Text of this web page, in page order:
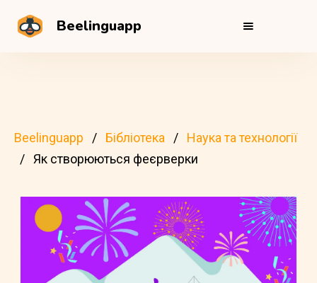
Beelinguapp
Beelinguapp Бібліотека
Наука та технології
Як створюються феєрверки